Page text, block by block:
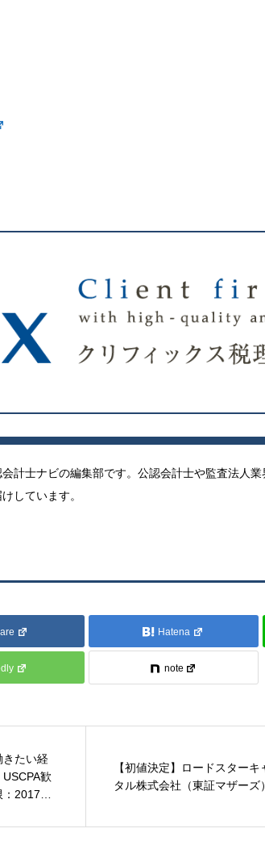
会計士ナビの編集部です。公認会計士や監査法人
しています。
Hatena
note
きたい経
歓
：2017年
【初値決定】ロードスターキ
タル株式会社（東証マザーズ）